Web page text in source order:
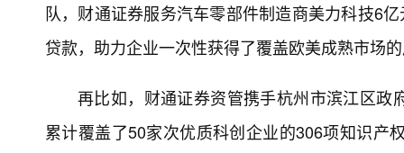
队，财通证券服务汽车零部件制造商美力科技6
贷款，助力企业一次性获得了覆盖欧美成熟市场
再比如，财通证券资管携手杭州市滨江区
累计覆盖了50家次优质科创企业的306项知识产